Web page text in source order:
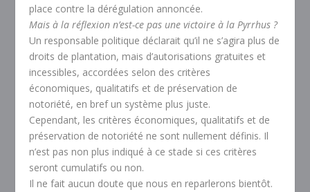
place contre la dérégulation annoncée.
Mais à la réflexion n’est-ce pas une victoire à la Pyrrhus ?
Un responsable politique déclarait qu’il ne s’agira plus de
droits de plantation, mais d’autorisations gratuites et
incessibles, accordées selon des critères
économiques, qualitatifs et de préservation de
notoriété, en bref un système plus juste.
Cependant, les critères économiques, qualitatifs et de
préservation de notoriété ne sont nullement définis. Il
n’est pas non plus indiqué à ce stade si ces critères
seront cumulatifs ou non.
Il ne fait aucun doute que nous en reparlerons bientôt.